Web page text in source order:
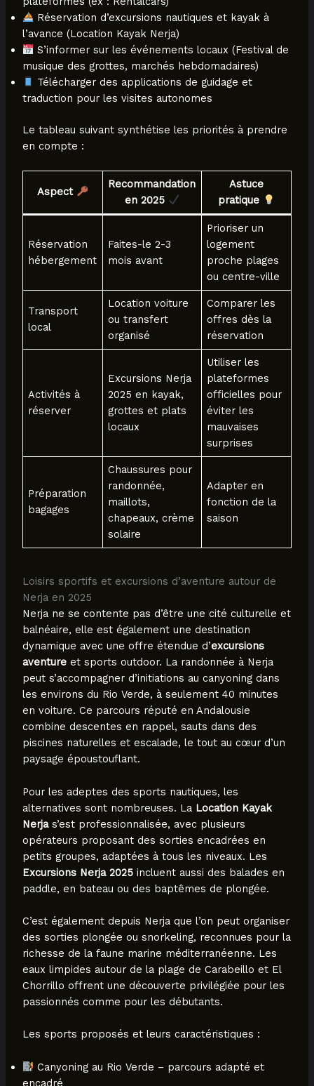
Réservation d’excursions nautiques et kayak à
l’avance (Location Kayak Nerja)
S’informer sur les événements locaux (Festival de
musique des grottes, marchés hebdomadaires)
Télécharger des applications de guidage et
traduction pour les visites autonomes
Le tableau suivant synthétise les priorités à prendre
en compte :
Aspect
Recommandation
en 2025
Astuce
pratique
Réservation
hébergement
Faites-le 2-3
mois avant
Prioriser un
logement
proche plages
ou centre-ville
Transport
local
Location voiture
ou transfert
organisé
Comparer les
offres dès la
réservation
Activités à
réserver
Excursions Nerja
2025 en kayak,
grottes et plats
locaux
Utiliser les
plateformes
officielles pour
éviter les
mauvaises
surprises
Préparation
bagages
Chaussures pour
randonnée,
maillots,
chapeaux, crème
solaire
Adapter en
fonction de la
saison
Loisirs sportifs et excursions d’aventure autour de
Nerja en 2025
Nerja ne se contente pas d’être une cité culturelle et
balnéaire, elle est également une destination
dynamique avec une offre étendue d’excursions
aventureet sports outdoor. La randonnée à Nerja
peut s’accompagner d’initiations au canyoning dans
les environs du Rio Verde, à seulement 40 minutes
en voiture. Ce parcours réputé en Andalousie
combine descentes en rappel, sauts dans des
piscines naturelles et escalade, le tout au cœur d’un
paysage époustouflant.
Pour les adeptes des sports nautiques, les
alternatives sont nombreuses. La Location Kayak
Nerjas’est professionnalisée, avec plusieurs
opérateurs proposant des sorties encadrées en
petits groupes, adaptées à tous les niveaux. Les
Excursions Nerja 2025incluent aussi des balades en
paddle, en bateau ou des baptêmes de plongée.
C’est également depuis Nerja que l’on peut organiser
des sorties plongée ou snorkeling, reconnues pour la
richesse de la faune marine méditerranéenne. Les
eaux limpides autour de la plage de Carabeillo et El
Chorrillo offrent une découverte privilégiée pour les
passionnés comme pour les débutants.
Les sports proposés et leurs caractéristiques :
Canyoning au Rio Verde – parcours adapté et
encadré